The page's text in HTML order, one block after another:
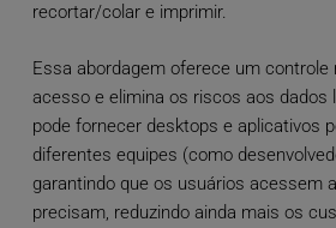
recortar/colar e imprimir.
Essa abordagem oferece um controle
acesso e elimina os riscos aos dados
pode fornecer desktops e aplicativos
diferentes equipes (como
garantindo que os usuários acessem
precisam, reduzindo ainda mais os